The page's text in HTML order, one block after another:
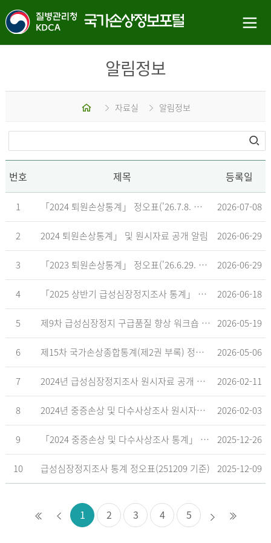
알림정보
홈 자료실 알림정보
번호 제목 등록일
1 「2024 퇴원손상통계」 정오표('26.7.8. 기준) 2026-07-08
2 2024 퇴원손상통계」 및 원시자료 공개 알림 2026-06-29
3 「2023 퇴원손상통계」 정오표('26.6.29. 기준) 2026-06-29
4 「2025 상반기 급성심장정지조사 통계」 공표 2026-06-18
5 제9차 급성심장정지 구급품질 향상 워크숍 개최 안내 2026-05-19
6 제15차 국가손상종합통계(제2권 부록) 정오표('26.5.18. 기준) 2026-05-06
7 2024년 급성심장정지조사 원시자료 공개 알림 2026-02-11
8 2024년 중증손상 및 다수사상조사 원시자료 공개 알림 2026-02-03
9 「2024 중증손상 및 다수사상조사 통계」 공표 2025-12-26
10 급성심장정지조사 통계 정오표(251209 기준) 2025-12-09
1 2 3 4 5